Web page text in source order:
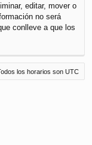
editar, mover o
no será
conlleve a que los
los horarios son UTC